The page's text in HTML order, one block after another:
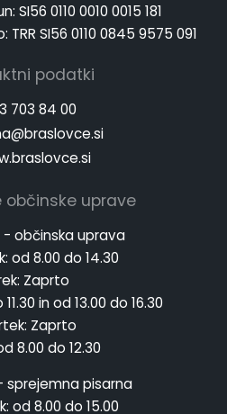
SI56 0110 0010 0015 181
SI56 0110 0845 9575 091
podatki
703 84 00
občinske uprave
- občinska uprava
od 8.00 do 14.30
Zaprto
in od 13.00 do 16.30
Zaprto
8.00 do 12.30
sprejemna pisarna
od 8.00 do 15.00